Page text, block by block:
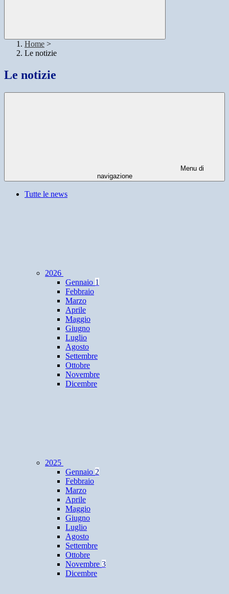
Home >
Le notizie
Le notizie
Menu di
navigazione
Tutte le news
2026
Gennaio 1
Febbraio
Marzo
Aprile
Maggio
Giugno
Luglio
Agosto
Settembre
Ottobre
Novembre
Dicembre
2025
Gennaio 2
Febbraio
Marzo
Aprile
Maggio
Giugno
Luglio
Agosto
Settembre
Ottobre
Novembre 3
Dicembre